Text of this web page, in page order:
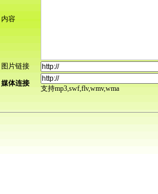
内容
图片链接
媒体连接
支持mp3,swf,flv,wmv,wma